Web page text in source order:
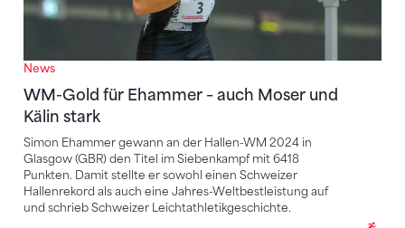
News
WM-Gold für Ehammer – auch Moser und
Kälin stark
Simon Ehammer gewann an der Hallen-WM 2024 in
Glasgow (GBR) den Titel im Siebenkampf mit 6418
Punkten. Damit stellte er sowohl einen Schweizer
Hallenrekord als auch eine Jahres-Weltbestleistung auf
und schrieb Schweizer Leichtathletikgeschichte.